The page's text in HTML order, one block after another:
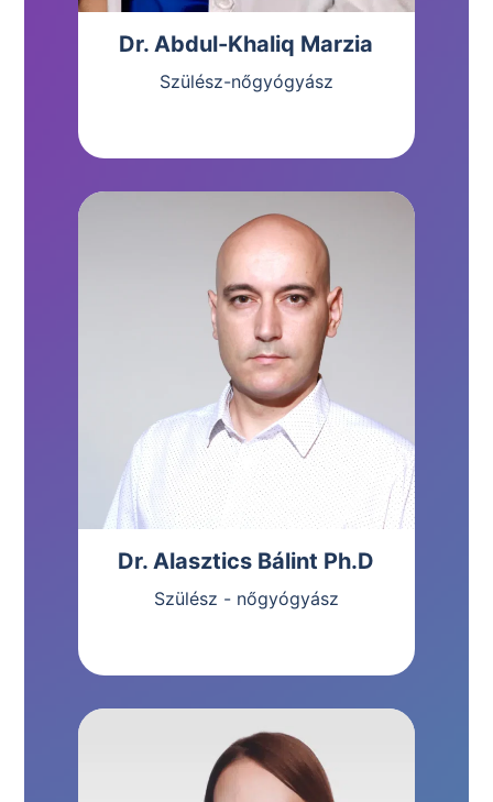
Dr. Abdul-Khaliq Marzia
Szülész-nőgyógyász
Dr. Alasztics Bálint Ph.D
Szülész - nőgyógyász
Bemutatkozás
Bemutatkozás